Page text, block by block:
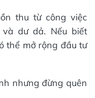
thu từ công việc
dư dả. Nếu biết
thể mở rộng đầu tư
nhưng đừng quên